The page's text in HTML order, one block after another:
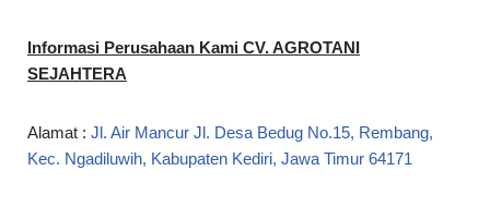
Informasi Perusahaan Kami CV. AGROTANI
SEJAHTERA
Alamat : Jl. Air Mancur Jl. Desa Bedug No.15, Rembang,
Kec. Ngadiluwih, Kabupaten Kediri, Jawa Timur 64171